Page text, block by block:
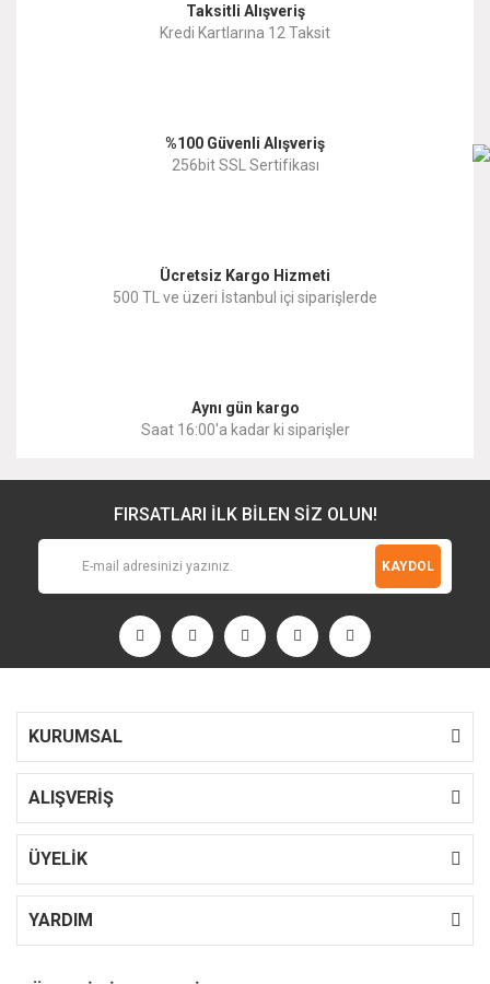
Ürün resmi kalitesiz, bozuk veya görüntülenemiyor.
Ürün fiyatı diğer sitelerden daha pahalı.
Taksitli Alışveriş
Kredi Kartlarına 12 Taksit
%100 Güvenli Alışveriş
256bit SSL Sertifikası
Ücretsiz Kargo Hizmeti
500 TL ve üzeri İstanbul içi siparişlerde
Aynı gün kargo
Saat 16:00'a kadar ki siparişler
FIRSATLARI İLK BİLEN SİZ OLUN!
KAYDOL
KURUMSAL
ALIŞVERİŞ
ÜYELİK
YARDIM